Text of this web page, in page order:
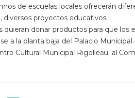
de escuelas locales ofrecerán
diversos proyectos educativos.
quieran donar productos para que los
a la planta baja del Palacio Municipal
Cultural Municipal Rigolleau; al